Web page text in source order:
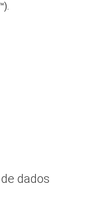
dados